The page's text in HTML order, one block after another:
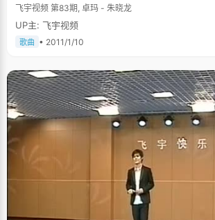
飞宇视频 第83期, 卓玛 - 朱晓龙
UP主: 飞宇视频
歌曲 • 2011/1/10